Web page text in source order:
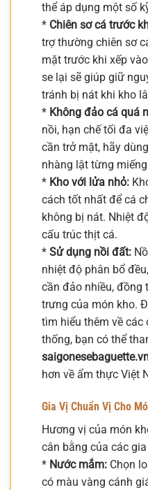
thể áp dụng một số
* Chiên sơ cá trước
trợ thường chiên sơ
mặt trước khi xếp
se lại sẽ giúp giữ
tránh bị nát khi kho
* Không đảo cá quá
nồi, hạn chế tối đa
cần trở mặt, hãy
nhàng lật từng
* Kho với lửa nhỏ:
cách tốt nhất để cá
không bị nát. Nhiệt
cấu trúc thịt cá.
* Sử dụng nồi đất:
nhiệt độ phân bổ
cần đảo nhiều,
trưng của món kho.
tìm hiểu thêm về các
thống, bạn có thể
hơn về ẩm thực Việt
Gia Vị Chuẩn Vị Cho
Hương vị của món
cân bằng của các
* Nước mắm: Chọn
có màu vàng cánh